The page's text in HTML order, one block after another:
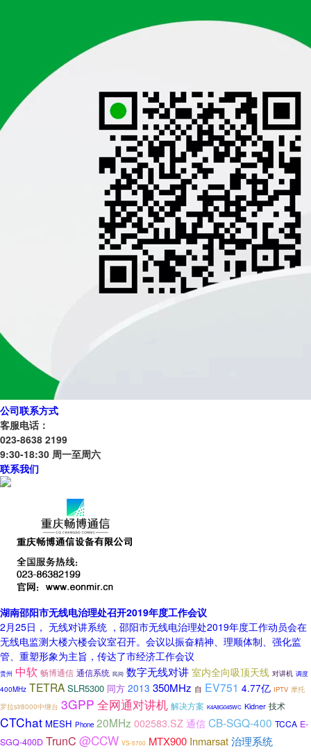
公司联系方式
客服电话：
023-8638 2199
9:30-18:30 周一至周六
联系我们
湖南邵阳市无线电治理处召开2019年度工作会议
2月25日， 无线对讲系统 ，邵阳市无线电治理处2019年度工作动员会在
无线电监测大楼六楼会议室召开。会议以振奋精神、理顺体制、强化监
管、重塑形象为主旨，传达了市经济工作会议
贵州 中软 畅博通信 通信系统 民间 数字无线对讲 室内全向吸顶天线 对讲机 调度
400MHz TETRA SLR5300 同方 2013 350MHz 自 EV751 4.77亿 IPTV 摩托
罗拉slr8000中继台 3GPP 全网通对讲机 解决方案 K4A8G045WC Kidner 技术
CTChat MESH Phone 20MHz 002583.SZ 通信CB-SGQ-400 TCCA E-
SGQ-400D TrunC @CCW VS-5700 MTX900 Inmarsat治理系统